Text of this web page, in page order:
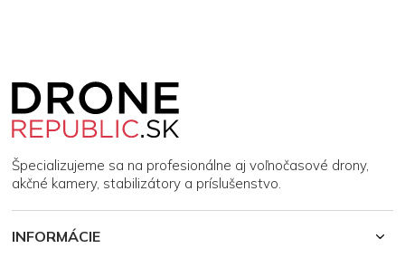
Špecializujeme sa na profesionálne aj voľnočasové drony,
akčné kamery, stabilizátory a príslušenstvo.
INFORMÁCIE